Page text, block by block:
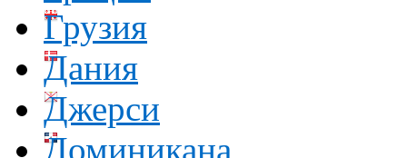
Грузия
Дания
Джерси
Доминикана